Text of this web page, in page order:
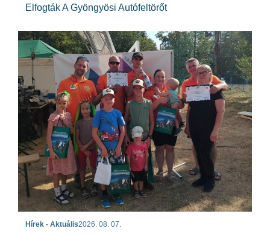
Elfogták A Gyöngyösi Autófeltörőt
Hírek - Aktuális2026. 08. 07.